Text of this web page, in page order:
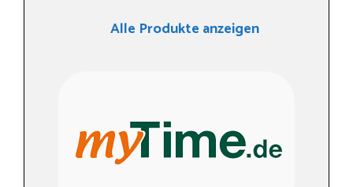
Alle Produkte anzeigen